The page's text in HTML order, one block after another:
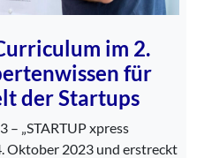
im 2.
für
der Startups
– „STARTUP xpress
Oktober 2023 und erstreckt